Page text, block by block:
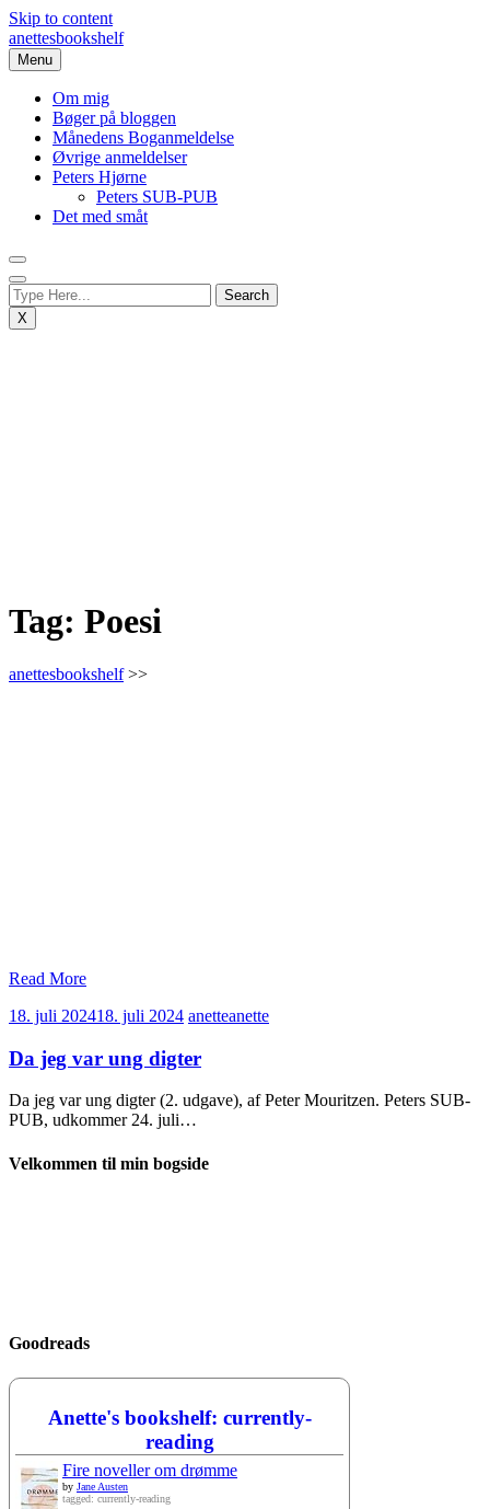
Skip to content
anettesbookshelf
Menu
Om mig
Bøger på bloggen
Månedens Boganmeldelse
Øvrige anmeldelser
Peters Hjørne
Peters SUB-PUB
Det med småt
X
Tag: Poesi
anettesbookshelf>>
Read More
18. juli 202418. juli 2024 anetteanette
Da jeg var ung digter
Da jeg var ung digter (2. udgave), af Peter Mouritzen. Peters SUB-
PUB, udkommer 24. juli…
Velkommen til min bogside
Goodreads
Anette's bookshelf: currently-
reading
Fire noveller om drømme
by Jane Austen
tagged: currently-reading